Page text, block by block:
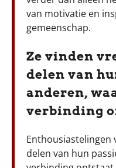
van motivatie en
gemeenschap.
Ze vinden
delen van
anderen,
verbinding
Enthousiastelingen
delen van hun